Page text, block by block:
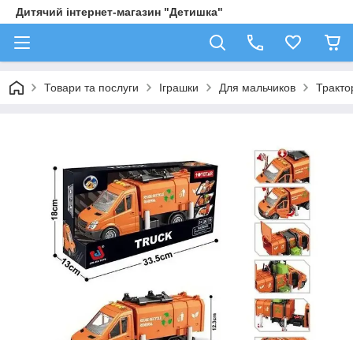
Дитячий інтернет-магазин "Детишка"
Товари та послуги Іграшки Для мальчиков